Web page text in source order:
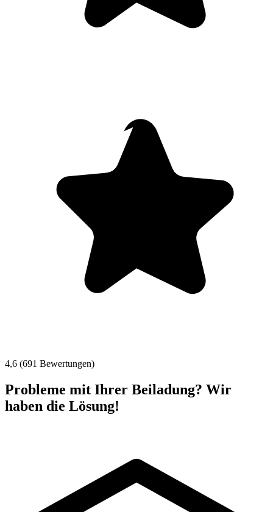
4,6 (691 Bewertungen)
Probleme mit Ihrer Beiladung? Wir
haben die Lösung!